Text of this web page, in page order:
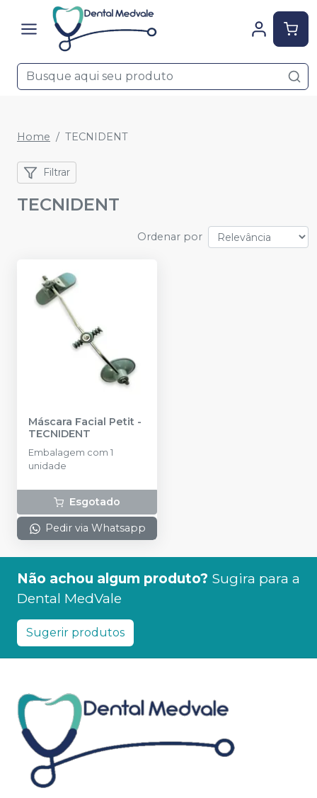
Home TECNIDENT
Filtrar
TECNIDENT
Ordenar por
Máscara Facial Petit -
TECNIDENT
Embalagem com 1
unidade
Esgotado
Pedir via Whatsapp
Não achou algum produto? Sugira para a
Dental MedVale
Sugerir produtos